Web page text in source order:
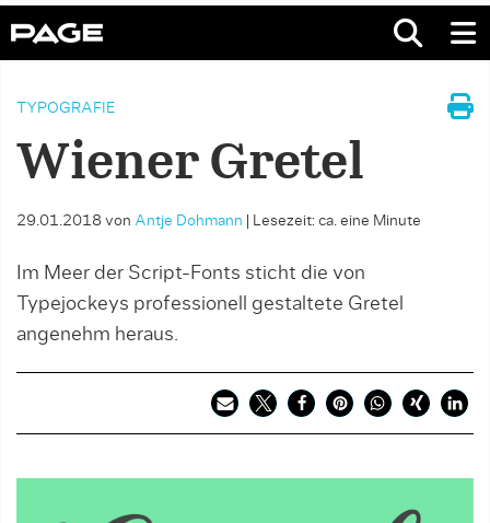
TYPOGRAFIE
Wiener Gretel
29.01.2018 von Antje Dohmann Lesezeit: ca. eine Minute
Im Meer der Script-Fonts sticht die von
Typejockeys professionell gestaltete Gretel
angenehm heraus.